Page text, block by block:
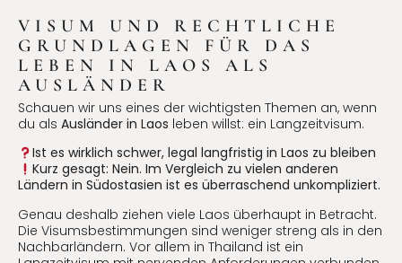
VISUM UND RECHTLICHE
GRUNDLAGEN FÜR DAS
LEBEN IN LAOS ALS
AUSLÄNDER
Schauen wir uns eines der wichtigsten Themen an, wenn
du als Ausländer in Laos leben willst: ein Langzeitvisum.
Ist es wirklich schwer, legal langfristig in Laos zu bleiben
Kurz gesagt: Nein. Im Vergleich zu vielen anderen
Ländern in Südostasien ist es überraschend unkompliziert.
Genau deshalb ziehen viele Laos überhaupt in Betracht.
Die Visumsbestimmungen sind weniger streng als in den
Nachbarländern. Vor allem in Thailand ist ein